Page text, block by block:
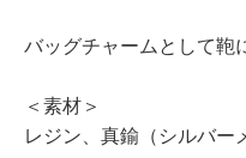
バッグチャームとして鞄
＜素材＞
レジン、真鍮（シルバー